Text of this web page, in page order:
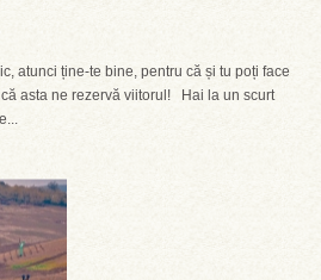
atunci ține-te bine, pentru că și tu poți face
asta ne rezervă viitorul! Hai la un scurt